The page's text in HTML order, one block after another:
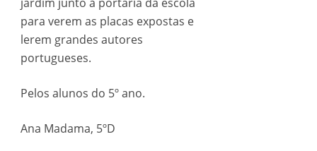
para verem as placas expostas e
lerem grandes autores
portugueses.
Pelos alunos do 5º ano.
Ana Madama, 5ºD